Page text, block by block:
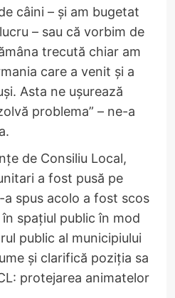
câini – și am bugetat
– sau că vorbim de
trecută chiar am
care a venit și a
Asta ne ușurează
problema” – ne-a
de Consiliu Local,
a fost pusă pe
a spus acolo a fost scos
spațiul public în mod
public al municipiului
și clarifică poziția sa
protejarea animatelor